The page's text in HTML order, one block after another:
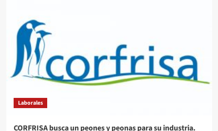
Laborales
CORFRISA busca un peones y peonas para su industria.